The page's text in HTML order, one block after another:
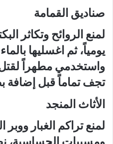
صناديق القمامة
لمنع الروائح وتكاثر
يومياً، ثم اغسليها
واستخدمي مطهراً لقتل
تجف تماماً قبل إضافة
الأثاث المنجد
لمنع تراكم الغبار ووبر